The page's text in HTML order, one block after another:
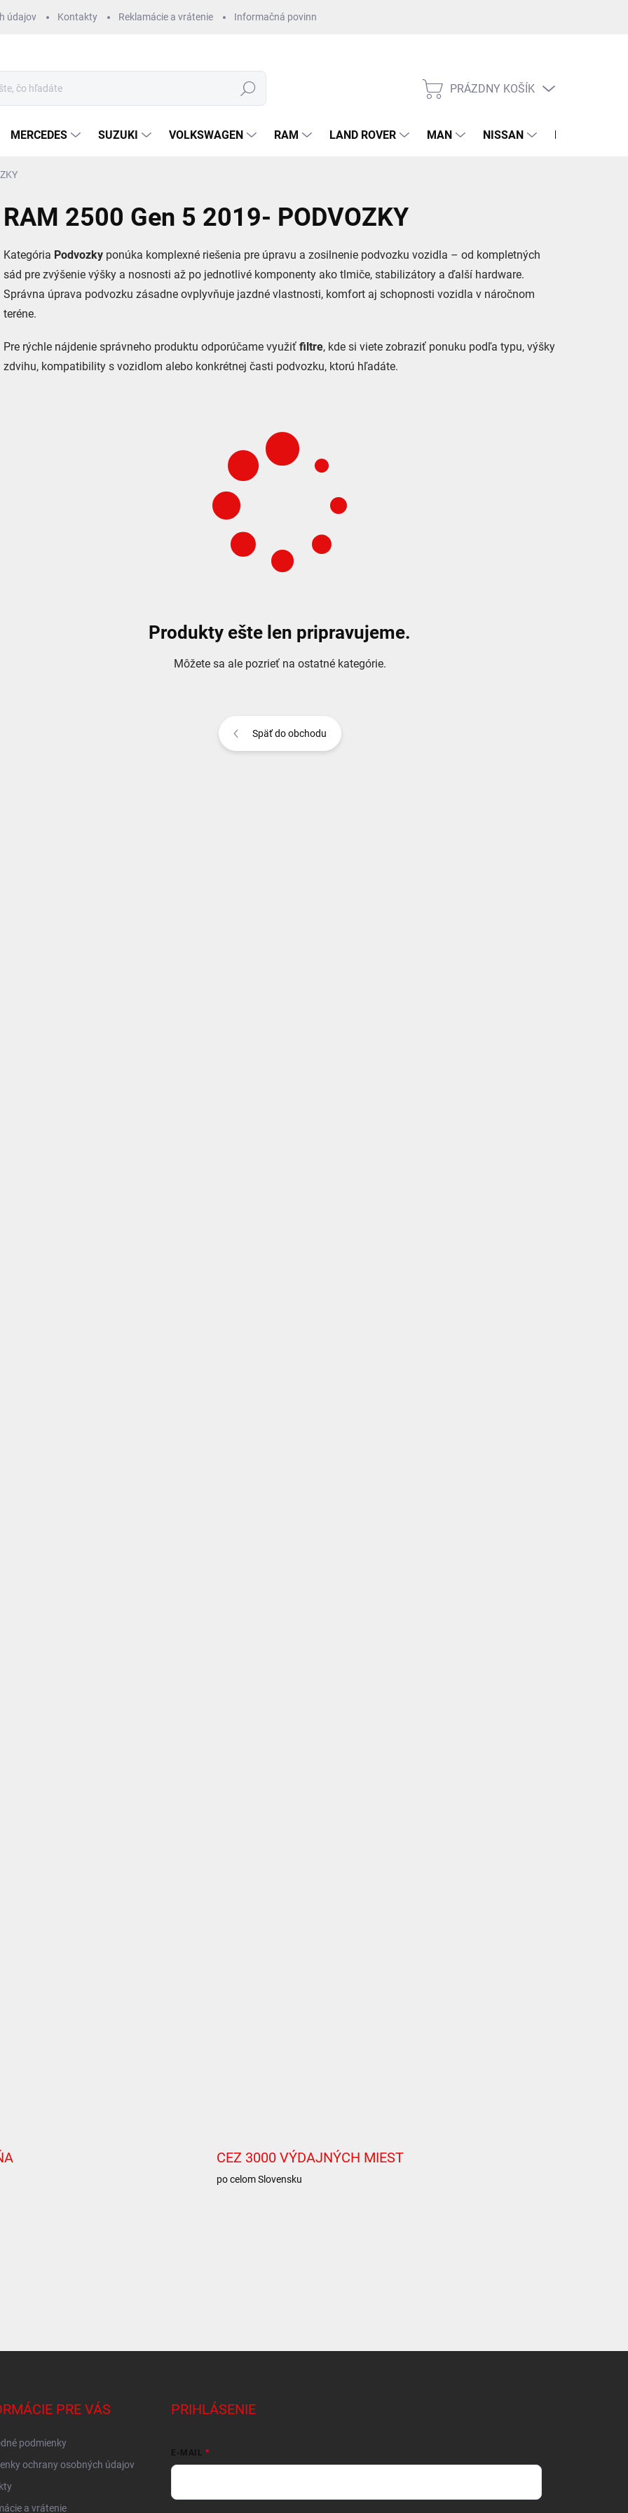
údajov Kontakty Reklamácie a vrátenie Informačná povinnost GDPR ku kontaktnému formuláru
Hľadať
NÁKUPNÝ
PRÁZDNY KOŠÍK
MERCEDES SUZUKI VOLKSWAGEN RAM LAND ROVER MAN NISSAN RENAULT
RAM 2500 Gen 5 2019- PODVOZKY
Kategória Podvozky ponúka komplexné riešenia pre úpravu a zosilnenie podvozku vozidla – od kompletných
sád pre zvýšenie výšky a nosnosti až po jednotlivé komponenty ako tlmiče, stabilizátory a ďalší hardware.
Správna úprava podvozku zásadne ovplyvňuje jazdné vlastnosti, komfort aj schopnosti vozidla v náročnom
teréne.
Pre rýchle nájdenie správneho produktu odporúčame využiť filtre, kde si viete zobraziť ponuku podľa typu, výšky
zdvihu, kompatibility s vozidlom alebo konkrétnej časti podvozku, ktorú hľadáte.
Produkty ešte len pripravujeme.
Môžete sa ale pozrieť na ostatné kategórie.
Späť do obchodu
CEZ 3000 VÝDAJNÝCH MIEST
po celom Slovensku
PRE VÁS
podmienky
ochrany osobných údajov
a vrátenie
PRIHLÁSENIE
E-MAIL